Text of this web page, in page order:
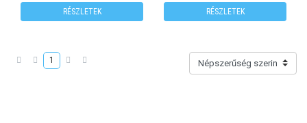
RÉSZLETEK RÉSZLETEK
1